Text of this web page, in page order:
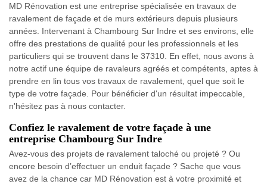
MD Rénovation est une entreprise spécialisée en travaux de
ravalement de façade et de murs extérieurs depuis plusieurs
années. Intervenant à Chambourg Sur Indre et ses environs, elle
offre des prestations de qualité pour les professionnels et les
particuliers qui se trouvent dans le 37310. En effet, nous avons à
notre actif une équipe de ravaleurs agréés et compétents, aptes à
prendre en lin tous vos travaux de ravalement, quel que soit le
type de votre façade. Pour bénéficier d'un résultat impeccable,
n'hésitez pas à nous contacter.
Confiez le ravalement de votre façade à une
entreprise Chambourg Sur Indre
Avez-vous des projets de ravalement taloché ou projeté ? Ou
encore besoin d’effectuer un enduit façade ? Sache que vous
avez de la chance car MD Rénovation est à votre proximité et